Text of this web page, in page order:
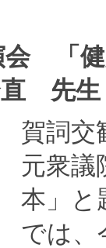
「健
先生
賀詞交
元衆
本」と
では、